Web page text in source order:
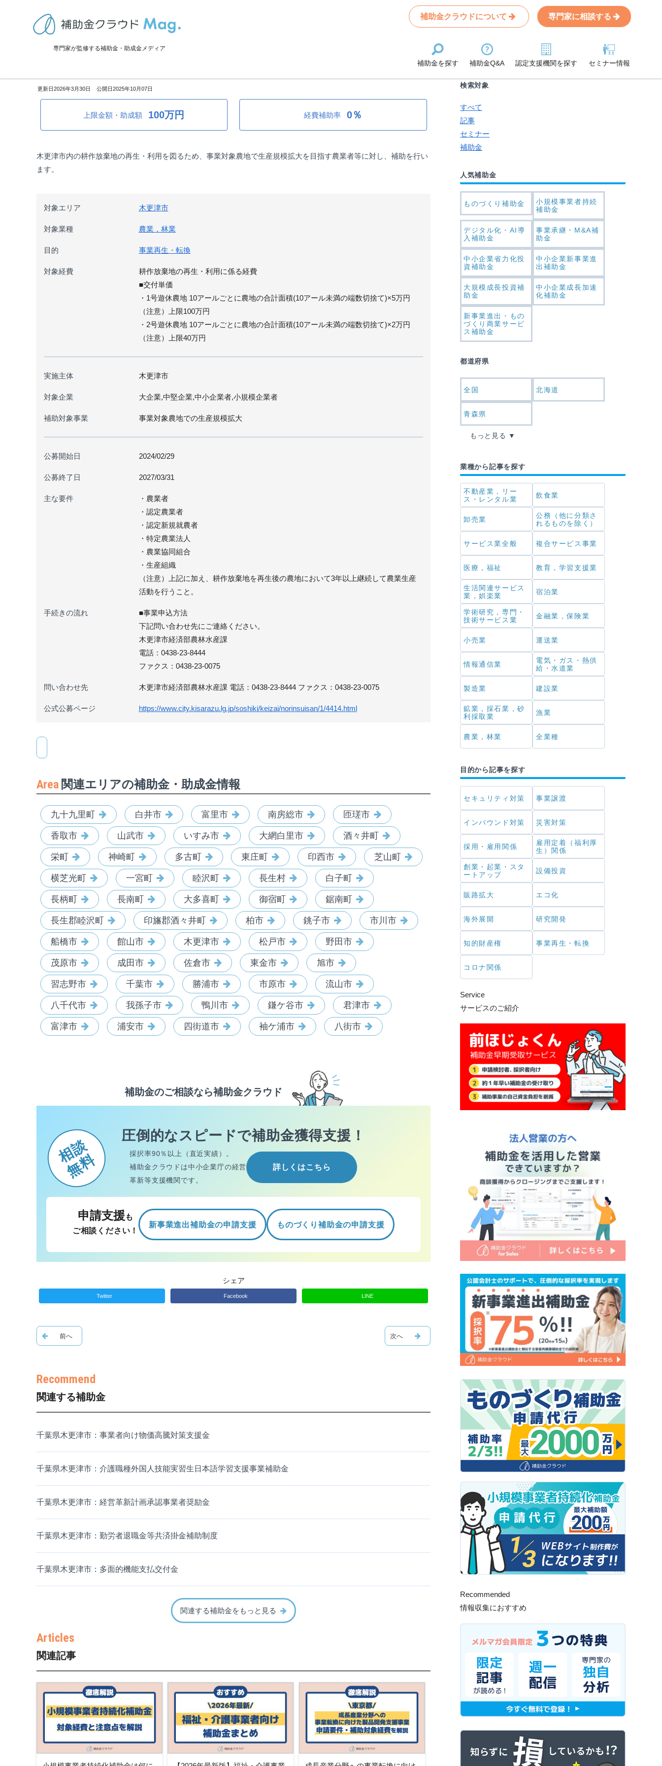
専門家が監修する補助金・助成金メディア
補助金クラウドについて 専門家に相談する
補助金を探す 補助金Q&A 認定支援機関を探す セミナー情報
>補助金・助成金詳細
2026年3月30日 2025年10月07日
上限金額・助成額 100万円 経費補助率 0％
木更津市内の耕作放棄地の再生・利用を図るため、事業対象農地で生産規模拡大を目指す農業者等に対し、補助を行い
ます。
対象エリア 木更津市
対象業種 農業，林業
目的 事業再生・転換
対象経費
耕作放棄地の再生・利用に係る経費
■交付単価
・1号遊休農地 10アールごとに農地の合計面積(10アール未満の端数切捨て)×5万円
（注意）上限100万円
・2号遊休農地 10アールごとに農地の合計面積(10アール未満の端数切捨て)×2万円
（注意）上限40万円
実施主体 木更津市
対象企業 大企業,中堅企業,中小企業者,小規模企業者
補助対象事業 事業対象農地での生産規模拡大
公募開始日 2024/02/29
公募終了日 2027/03/31
主な要件
・農業者
・認定農業者
・認定新規就農者
・特定農業法人
・農業協同組合
・生産組織
（注意）上記に加え、耕作放棄地を再生後の農地において3年以上継続して農業生産
活動を行うこと。
手続きの流れ
■事業申込方法
下記問い合わせ先にご連絡ください。
木更津市経済部農林水産課
電話：0438-23-8444
ファクス：0438-23-0075
問い合わせ先 木更津市経済部農林水産課 電話：0438-23-8444 ファクス：0438-23-0075
公式公募ページ https://www.city.kisarazu.lg.jp/soshiki/keizai/norinsuisan/1/4414.html
Area 関連エリアの補助金・助成金情報
九十九里町 白井市 富里市 南房総市 匝瑳市
香取市 山武市 いすみ市 大網白里市 酒々井町
栄町 神崎町 多古町 東庄町 印西市 芝山町
横芝光町 一宮町 睦沢町 長生村 白子町
長柄町 長南町 大多喜町 御宿町 鋸南町
長生郡睦沢町 印旛郡酒々井町 柏市 銚子市 市川市
船橋市 館山市 木更津市 松戸市 野田市
茂原市 成田市 佐倉市 東金市 旭市
習志野市 千葉市 勝浦市 市原市 流山市
八千代市 我孫子市 鴨川市 鎌ケ谷市 君津市
富津市 浦安市 四街道市 袖ケ浦市 八街市
補助金のご相談なら補助金クラウド
相談
無料
圧倒的なスピードで補助金獲得支援！
採択率90％以上（直近実績）。
補助金クラウドは中小企業庁の経営
革新等支援機関です。
詳しくはこちら
申請支援 も
ご相談ください！
新事業進出補助金の申請支援 ものづくり補助金の申請支援
シェア
Twitter Facebook LINE
関連する補助金
千葉県木更津市：事業者向け物価高騰対策支援金
千葉県木更津市：介護職種外国人技能実習生日本語学習支援事業補助金
千葉県木更津市：経営革新計画承認事業者奨励金
千葉県木更津市：勤労者退職金等共済掛金補助制度
千葉県木更津市：多面的機能支払交付金
関連する補助金をもっと見る
関連記事
Search
条件から記事を探す
検索対象
すべて
記事
セミナー
補助金
人気補助金
ものづくり補助金
小規模事業者持続
補助金
デジタル化・AI導
入補助金
事業承継・M&A補
助金
中小企業省力化投
資補助金
中小企業新事業進
出補助金
大規模成長投資補
助金
中小企業成長加速
化補助金
新事業進出・もの
づくり商業サービ
ス補助金
都道府県
全国 北海道
青森県
もっと見る
業種から記事を探す
不動産業，リー
ス・レンタル業
飲食業
卸売業
公務（他に分類さ
れるものを除く）
サービス業全般 複合サービス事業
医療，福祉 教育，学習支援業
生活関連サービス
業，娯楽業
宿泊業
学術研究，専門・
技術サービス業
金融業，保険業
小売業 運送業
情報通信業
電気・ガス・熱供
給・水道業
製造業 建設業
鉱業，採石業，砂
利採取業
漁業
農業，林業 全業種
目的から記事を探す
セキュリティ対策 事業譲渡
インバウンド対策 災害対策
採用・雇用関係
雇用定着（福利厚
生）関係
創業・起業・スタ
ートアップ
設備投資
販路拡大 エコ化
海外展開 研究開発
知的財産権 事業再生・転換
コロナ関係
Service
サービスのご紹介
Recommended
情報収集におすすめ